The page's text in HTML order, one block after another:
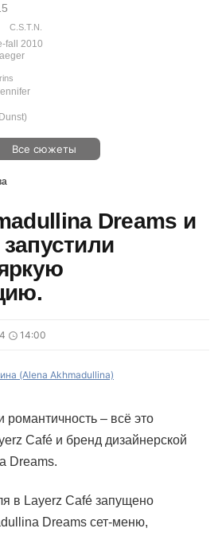
fall 2010
C.S.T.N.
Все сюжеты
Dreams и
14:00
(Alena Akhmadullina)
романтичность – всё это
Café и бренд дизайнерской
Dreams.
в Layerz Café запущено
Dreams сет-меню,